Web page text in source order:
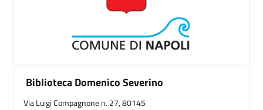
Biblioteca Domenico Severino
Via Luigi Compagnone n. 27, 80145